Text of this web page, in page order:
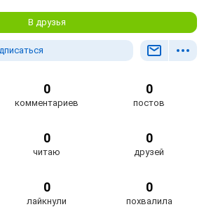
В друзья
0
комментариев
0
постов
0
читаю
0
друзей
0
лайкнули
0
похвалила